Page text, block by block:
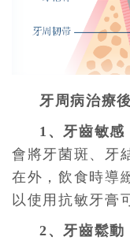
牙周病治療
1、牙齒敏感
會將牙菌斑、牙
在外，飲食時導
以使用抗敏牙膏
2、牙齒鬆動